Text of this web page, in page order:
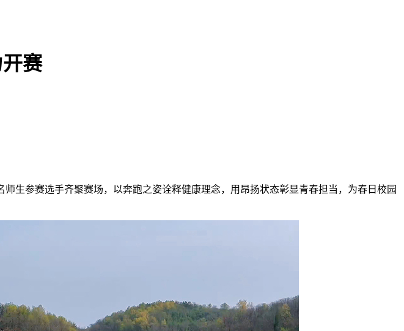
赛
生参赛选手齐聚赛场，以奔跑之姿诠释健康理念，用昂扬状态彰显青春担当，为春日校园